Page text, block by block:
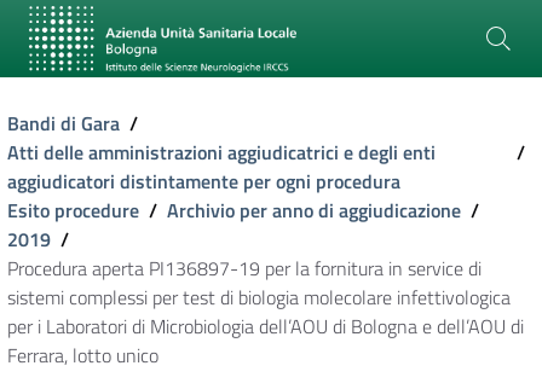
Bandi di Gara /
Atti delle amministrazioni aggiudicatrici e degli enti
aggiudicatori distintamente per ogni procedura
/
Esito procedure / Archivio per anno di aggiudicazione /
2019 /
Procedura aperta PI136897-19 per la fornitura in service di
sistemi complessi per test di biologia molecolare infettivologica
per i Laboratori di Microbiologia dell’AOU di Bologna e dell’AOU di
Ferrara, lotto unico